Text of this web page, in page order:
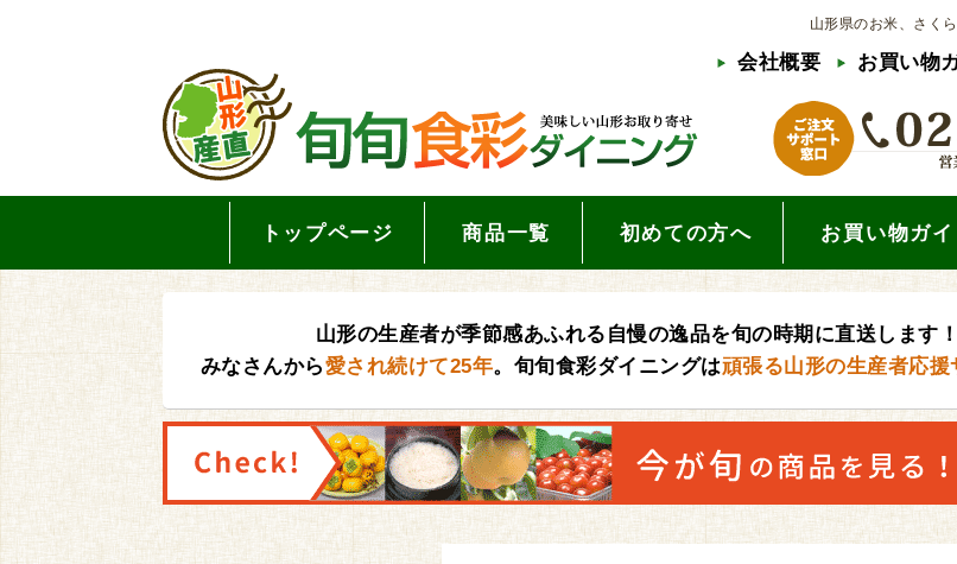
山形県のお米、さく
会社概要 お買い物
トップページ 商品一覧 初めての方へ お買い物ガイ
山形の生産者が季節感あふれる自慢の逸品を旬の時期に直送します！
みなさんから愛され続けて25年。旬旬食彩ダイニングは頑張る山形の生産者応援